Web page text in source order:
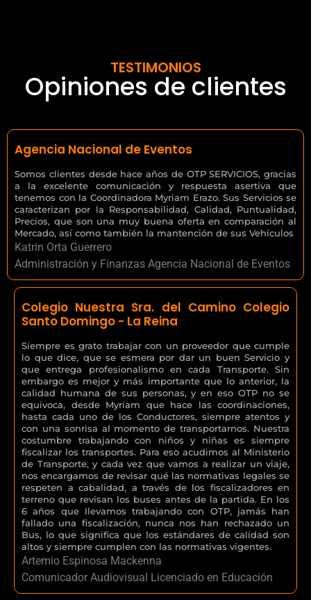
TESTIMONIOS
Opiniones de clientes
Agencia Nacional de Eventos
Somos clientes desde hace años de OTP SERVICIOS, gracias
a la excelente comunicación y respuesta asertiva que
tenemos con la Coordinadora Myriam Erazo. Sus Servicios se
caracterizan por la Responsabilidad, Calidad, Puntualidad,
Precios, que son una muy buena oferta en comparación al
Mercado, así como también la mantención de sus Vehículos
Katrin Orta Guerrero
Administración y Finanzas Agencia Nacional de Eventos
Colegio Nuestra Sra. del Camino Colegio
Santo Domingo - La Reina
Siempre es grato trabajar con un proveedor que cumple
lo que dice, que se esmera por dar un buen Servicio y
que entrega profesionalismo en cada Transporte. Sin
embargo es mejor y más importante que lo anterior, la
calidad humana de sus personas, y en eso OTP no se
equivoca, desde Myriam que hace las coordinaciones,
hasta cada uno de los Conductores, siempre atentos y
con una sonrisa al momento de transportarnos. Nuestra
costumbre trabajando con niños y niñas es siempre
fiscalizar los transportes. Para eso acudimos al Ministerio
de Transporte, y cada vez que vamos a realizar un viaje,
nos encargamos de revisar qué las normativas legales se
respeten a cabalidad, a través de los fiscalizadores en
terreno que revisan los buses antes de la partida. En los
6 años que llevamos trabajando con OTP, jamás han
fallado una fiscalización, nunca nos han rechazado un
Bus, lo que significa que los estándares de calidad son
altos y siempre cumplen con las normativas vigentes.
Artemio Espinosa Mackenna
Comunicador Audiovisual Licenciado en Educación